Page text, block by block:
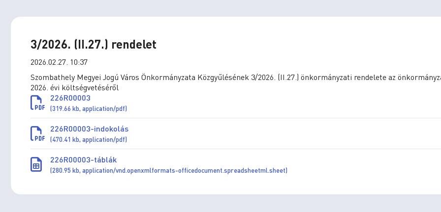
3/2026. (II.27.) rendelet
2026.02.27. 10:37
Szombathely Megyei Jogú Város Önkormányzata Közgyűlésének 3/2026. (II.27.) önkormányzati rendelete az
2026. évi költségvetéséről
226R00003
(319.66 kb, application/pdf)
226R00003-indokolás
(470.41 kb, application/pdf)
226R00003-táblák
(280.95 kb, application/vnd.openxmlformats-officedocument.spreadsheetml.sheet)